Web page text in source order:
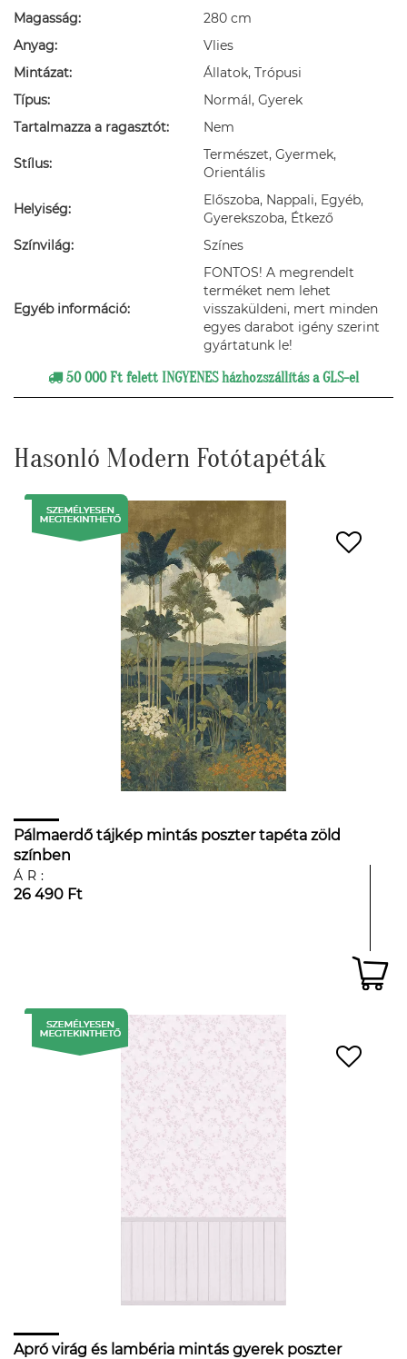
Magasság:
280 cm
Anyag:
Vlies
Mintázat:
Állatok, Trópusi
Típus:
Normál, Gyerek
Tartalmazza a ragasztót:
Nem
Stílus:
Természet, Gyermek,
Orientális
Helyiség:
Előszoba, Nappali, Egyéb,
Gyerekszoba, Étkező
Színvilág:
Színes
Egyéb információ:
FONTOS! A megrendelt
terméket nem lehet
visszaküldeni, mert minden
egyes darabot igény szerint
gyártatunk le!
50 000 Ft felett INGYENES házhozszállítás a GLS-el
Hasonló Modern Fotótapéták
Pálmaerdő tájkép mintás poszter tapéta zöld
színben
ÁR:
26 490 Ft
Apró virág és lambéria mintás gyerek poszter